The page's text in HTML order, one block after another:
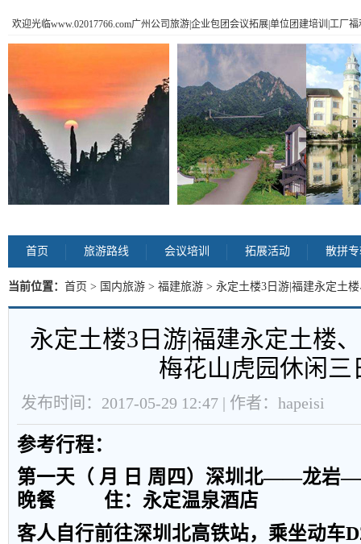
欢迎光临www.02017766.com广州公司旅游|企业包团会议拓展|单位团建培训|工厂
首页 旅游路线 会议培训 拓展活动 散拼
当前位置： 首页 > 国内旅游 > 福建旅游 > 永定土楼3日游|福建永定土
游 内容
永定土楼3日游|福建永定土楼
梅花山虎园休闲三
发布时间：2017-05-29 12:47 | 作者：hapeisi
参考行程：
第一天（ 月 日 周四）深圳北——龙岩
晚餐
住：永定温泉酒店
客人自行前往深圳北高铁站，乘坐动车